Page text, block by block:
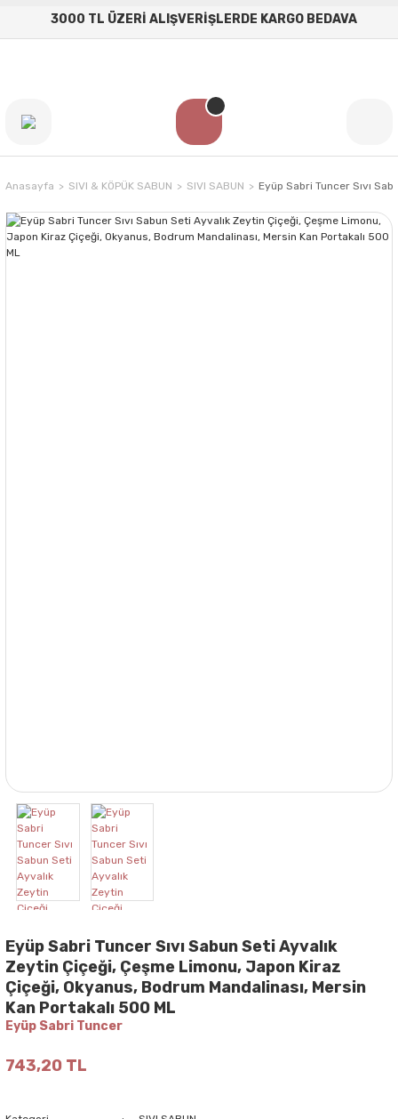
3000 TL ÜZERİ ALIŞVERİŞLERDE KARGO BEDAVA
Anasayfa SIVI & KÖPÜK SABUN SIVI SABUN Eyüp Sabri Tuncer Sıvı
Eyüp Sabri Tuncer Sıvı Sabun Seti Ayvalık
Zeytin Çiçeği, Çeşme Limonu, Japon Kiraz
Çiçeği, Okyanus, Bodrum Mandalinası, Mersin
Kan Portakalı 500 ML
Eyüp Sabri Tuncer
743,20 TL